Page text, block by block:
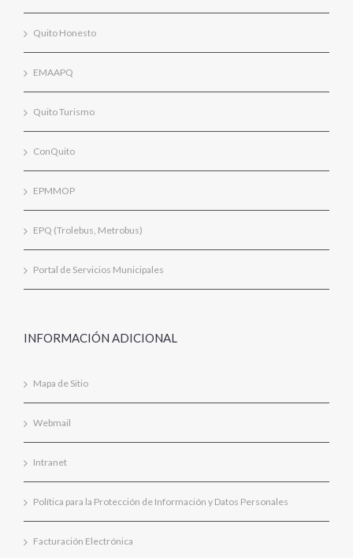
Quito Honesto
EMAAPQ
Quito Turismo
ConQuito
EPMMOP
EPQ (Trolebus, Metrobus)
Portal de Servicios Municipales
INFORMACIÓN ADICIONAL
Mapa de Sitio
Webmail
Intranet
Política para la Protección de Información y Datos Personales
Facturación Electrónica